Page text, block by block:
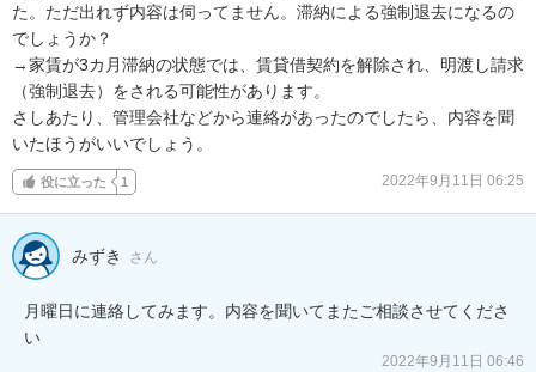
た。ただ出れず内容は伺ってません。滞納による強制退去になるの
でしょうか？
→家賃が3カ月滞納の状態では、賃貸借契約を解除され、明渡し請求
（強制退去）をされる可能性があります。
さしあたり、管理会社などから連絡があったのでしたら、内容を聞
いたほうがいいでしょう。
役に立った 1 2022年9月11日 06:25
みずき さん
月曜日に連絡してみます。内容を聞いてまたご相談させてくださ
い
2022年9月11日 06:46